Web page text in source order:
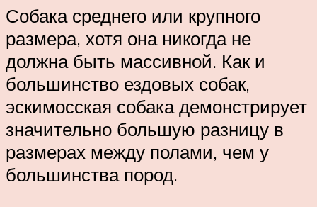
Собака среднего или крупного
размера, хотя она никогда не
должна быть массивной. Как и
большинство ездовых собак,
эскимосская собака демонстрирует
значительно большую разницу в
размерах между полами, чем у
большинства пород.